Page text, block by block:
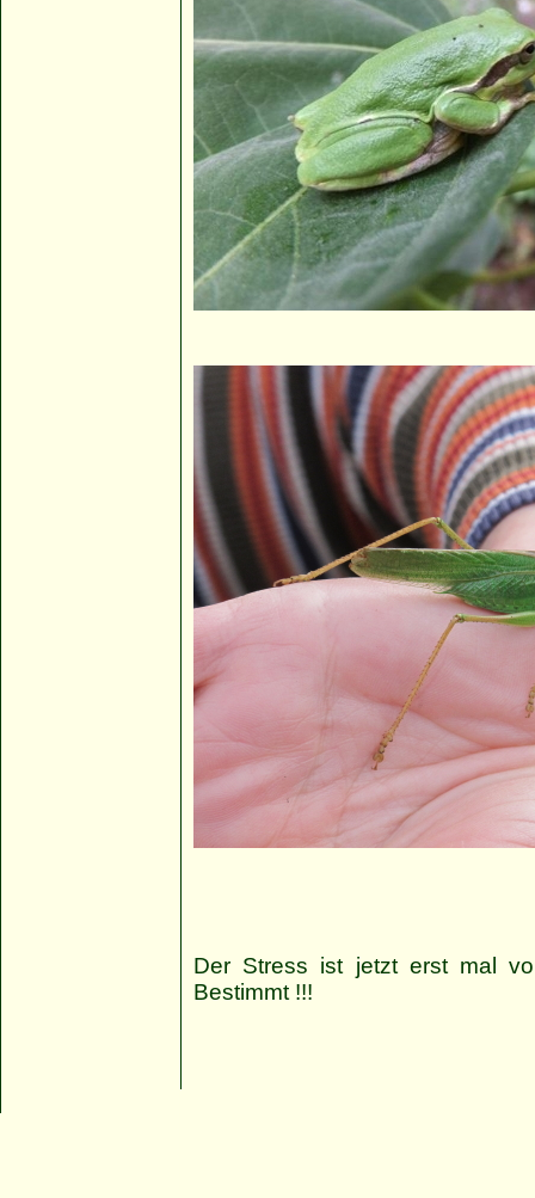
Der Stress ist jetzt erst mal
Bestimmt !!!